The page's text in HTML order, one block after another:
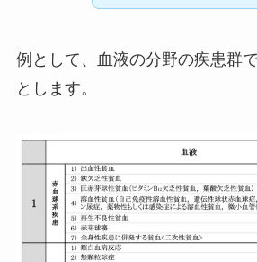
例として、血液の分野の疾患群
とします。